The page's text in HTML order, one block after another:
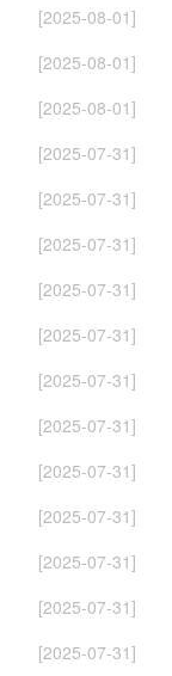
[2025-08-01]
[2025-08-01]
[2025-08-01]
[2025-07-31]
[2025-07-31]
[2025-07-31]
[2025-07-31]
[2025-07-31]
[2025-07-31]
[2025-07-31]
[2025-07-31]
[2025-07-31]
[2025-07-31]
[2025-07-31]
[2025-07-31]